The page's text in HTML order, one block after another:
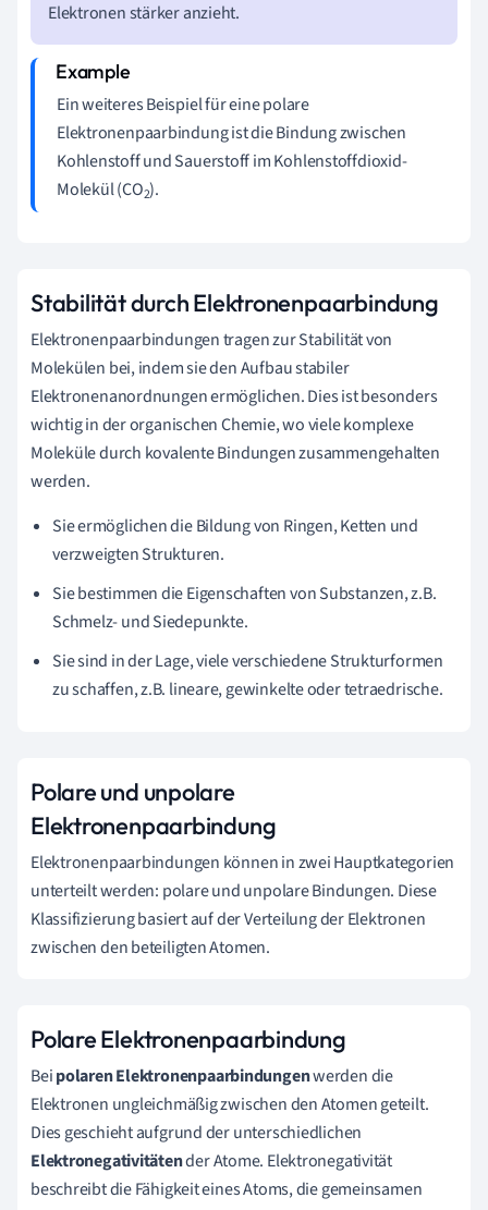
Elektronen stärker anzieht.
Ein weiteres Beispiel für eine polare
Elektronenpaarbindung ist die Bindung zwischen
Kohlenstoff und Sauerstoff im Kohlenstoffdioxid-
Molekül (CO2).
Stabilität durch Elektronenpaarbindung
Elektronenpaarbindungen tragen zur Stabilität von
Molekülen bei, indem sie den Aufbau stabiler
Elektronenanordnungen ermöglichen. Dies ist besonders
wichtig in der organischen Chemie, wo viele komplexe
Moleküle durch kovalente Bindungen zusammengehalten
werden.
Sie ermöglichen die Bildung von Ringen, Ketten und
verzweigten Strukturen.
Sie bestimmen die Eigenschaften von Substanzen, z.B.
Schmelz- und Siedepunkte.
Sie sind in der Lage, viele verschiedene Strukturformen
zu schaffen, z.B. lineare, gewinkelte oder tetraedrische.
Polare und unpolare
Elektronenpaarbindung
Elektronenpaarbindungen können in zwei Hauptkategorien
unterteilt werden: polare und unpolare Bindungen. Diese
Klassifizierung basiert auf der Verteilung der Elektronen
zwischen den beteiligten Atomen.
Polare Elektronenpaarbindung
Beipolaren Elektronenpaarbindungenwerden die
Elektronen ungleichmäßig zwischen den Atomen geteilt.
Dies geschieht aufgrund der unterschiedlichen
Elektronegativitätender Atome. Elektronegativität
beschreibt die Fähigkeit eines Atoms, die gemeinsamen